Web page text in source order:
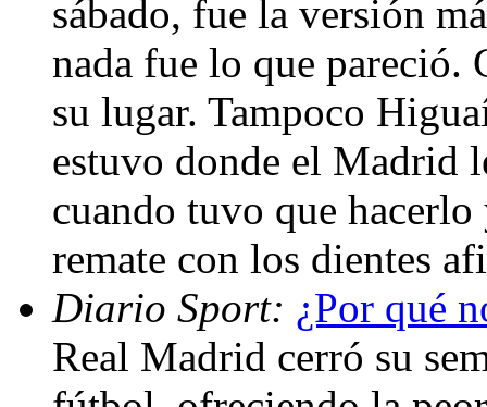
sábado, fue la versión
nada fue lo que pareció.
su lugar. Tampoco
estuvo donde el Madrid
cuando tuvo que
remate con los dientes
Diario Sport: ¿Por qué
Real Madrid cerró su